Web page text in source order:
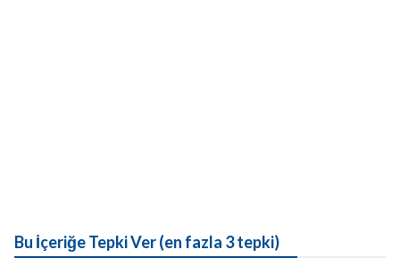
Bu İçeriğe Tepki Ver (en fazla 3 tepki)